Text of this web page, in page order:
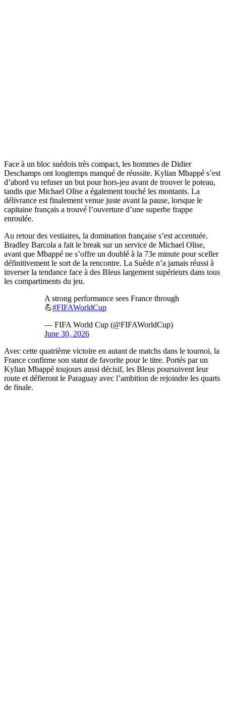
Face à un bloc suédois très compact, les hommes de Didier
Deschamps ont longtemps manqué de réussite. Kylian Mbappé s’est
d’abord vu refuser un but pour hors-jeu avant de trouver le poteau,
tandis que Michael Olise a également touché les montants. La
délivrance est finalement venue juste avant la pause, lorsque le
capitaine français a trouvé l’ouverture d’une superbe frappe
enroulée.
Au retour des vestiaires, la domination française s’est accentuée.
Bradley Barcola a fait le break sur un service de Michael Olise,
avant que Mbappé ne s’offre un doublé à la 73e minute pour sceller
définitivement le sort de la rencontre. La Suède n’a jamais réussi à
inverser la tendance face à des Bleus largement supérieurs dans tous
les compartiments du jeu.
A strong performance sees France through
💪#FIFAWorldCup
— FIFA World Cup (@FIFAWorldCup)
June 30, 2026
Avec cette quatrième victoire en autant de matchs dans le tournoi, la
France confirme son statut de favorite pour le titre. Portés par un
Kylian Mbappé toujours aussi décisif, les Bleus poursuivent leur
route et défieront le Paraguay avec l’ambition de rejoindre les quarts
de finale.